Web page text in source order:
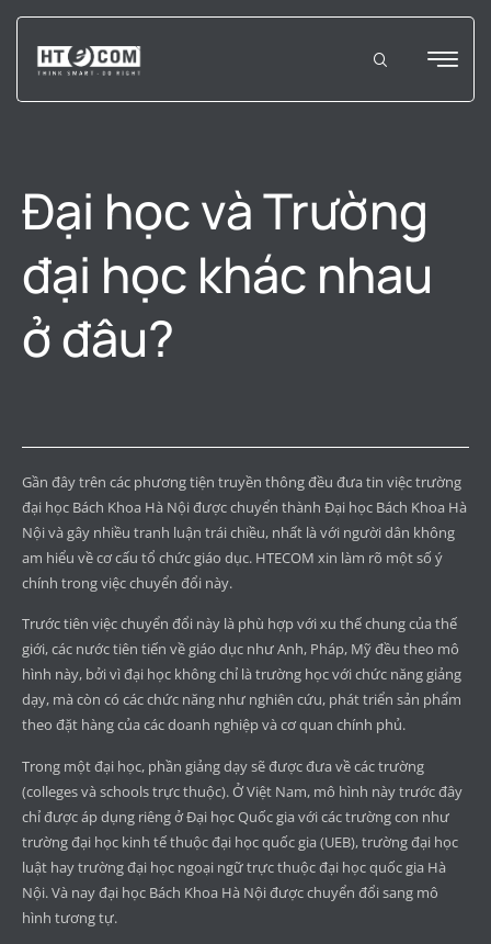
Đại học và Trường
đại học khác nhau
ở đâu?
Gần đây trên các phương tiện truyền thông đều đưa tin việc trường
đại học Bách Khoa Hà Nội được chuyển thành Đại học Bách Khoa Hà
Nội và gây nhiều tranh luận trái chiều, nhất là với người dân không
am hiểu về cơ cấu tổ chức giáo dục. HTECOM xin làm rõ một số ý
chính trong việc chuyển đổi này.
Trước tiên việc chuyển đổi này là phù hợp với xu thế chung của thế
giới, các nước tiên tiến về giáo dục như Anh, Pháp, Mỹ đều theo mô
hình này, bởi vì đại học không chỉ là trường học với chức năng giảng
dạy, mà còn có các chức năng như nghiên cứu, phát triển sản phẩm
theo đặt hàng của các doanh nghiệp và cơ quan chính phủ.
Trong một đại học, phần giảng dạy sẽ được đưa về các trường
(colleges và schools trực thuộc). Ở Việt Nam, mô hình này trước đây
chỉ được áp dụng riêng ở Đại học Quốc gia với các trường con như
trường đại học kinh tế thuộc đại học quốc gia (UEB), trường đại học
luật hay trường đại học ngoại ngữ trực thuộc đại học quốc gia Hà
Nội. Và nay đại học Bách Khoa Hà Nội được chuyển đổi sang mô
hình tương tự.